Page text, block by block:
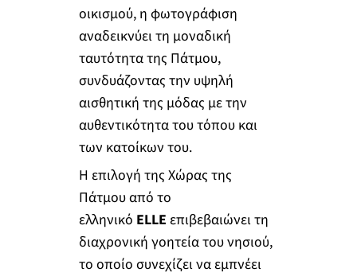
οικισμού, η φωτογράφιση
αναδεικνύει τη μοναδική
ταυτότητα της Πάτμου,
συνδυάζοντας την υψηλή
αισθητική της μόδας με την
αυθεντικότητα του τόπου και
των κατοίκων του.
Η επιλογή της Χώρας της
Πάτμου από το
ελληνικό ELLE επιβεβαιώνει τη
διαχρονική γοητεία του νησιού,
το οποίο συνεχίζει να εμπνέει